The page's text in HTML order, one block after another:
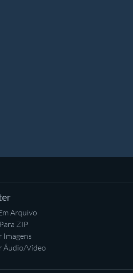
Arquivo
ZIP
Imagens
Áudio/Vídeo